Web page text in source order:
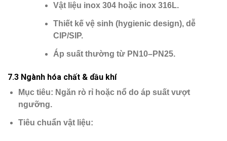
Vật liệu inox 304 hoặc inox 316L.
Thiết kế vệ sinh (hygienic design), dễ
CIP/SIP.
Áp suất thường từ PN10–PN25.
7.3 Ngành hóa chất & dầu khí
Mục tiêu: Ngăn rò rỉ hoặc nổ do áp suất vượt
ngưỡng.
Tiêu chuẩn vật liệu: